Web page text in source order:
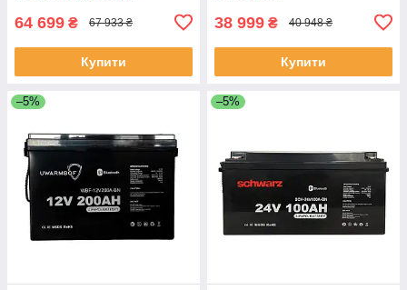
64 699 ₴ 67 933 ₴
Купити
38 999 ₴ 40 948 ₴
Купити
–5% –5%